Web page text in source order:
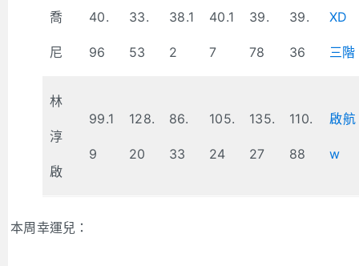
喬
尼
40.
96
33.
53
38.1
2
40.1
7
39.
78
39.
36
XD
三階
林
淳
啟
99.1
9
128.
20
86.
33
105.
24
135.
27
110.
88
啟航
w
本周幸運兒：